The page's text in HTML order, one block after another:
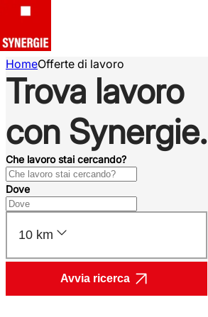
HomeOfferte di lavoro
Trova lavoro
con Synergie.
Che lavoro stai cercando?
Dove
10 km
Avvia ricerca